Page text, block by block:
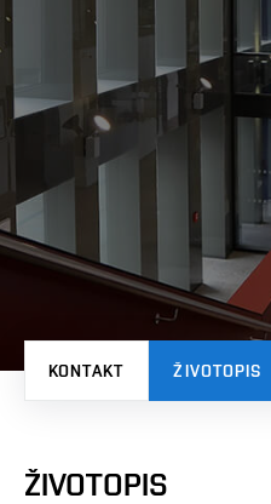
KONTAKT ŽIVOTOPIS
ŽIVOTOPIS